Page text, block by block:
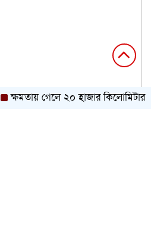
ক্ষমতায় গেলে ২০ হাজার কিলোমিটার